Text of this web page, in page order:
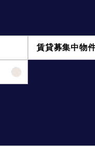
賃貸募集中物